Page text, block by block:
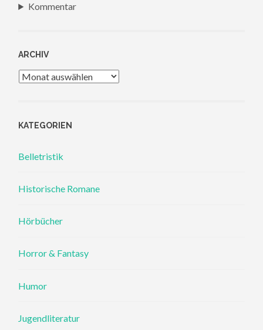
Kommentar
ARCHIV
Archiv
KATEGORIEN
Belletristik
Historische Romane
Hörbücher
Horror & Fantasy
Humor
Jugendliteratur